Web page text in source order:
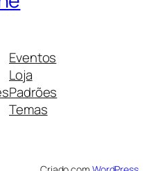
Eventos
Loja
Padrões
Temas